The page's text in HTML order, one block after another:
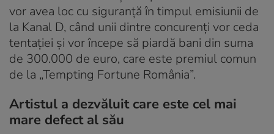
vor avea loc cu siguranță în timpul emisiunii de
la Kanal D, când unii dintre concurenți vor ceda
tentației și vor începe să piardă bani din suma
de 300.000 de euro, care este premiul comun
de la „Tempting Fortune România”.
Artistul a dezvăluit care este cel mai
mare defect al său